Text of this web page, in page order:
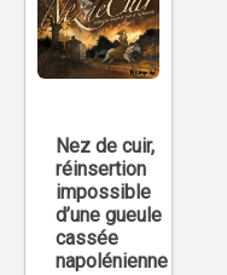
Nez de cuir,
réinsertion
impossible
d’une gueule
cassée
napolénienne